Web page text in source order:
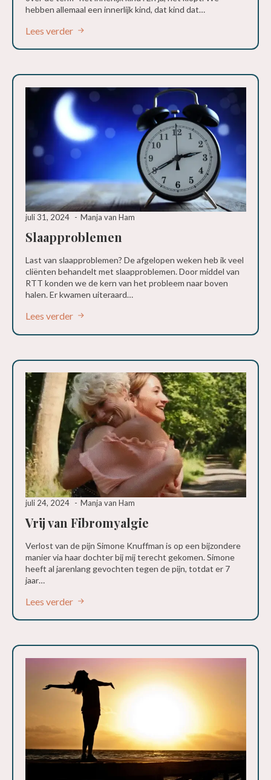
hebben allemaal een innerlijk kind, dat kind dat…
Lees verder
Slaapproblemen
juli 31, 2024 Manja van Ham
Last van slaapproblemen? De afgelopen weken heb ik veel
cliënten behandelt met slaapproblemen. Door middel van
RTT konden we de kern van het probleem naar boven
halen. Er kwamen uiteraard…
Lees verder
Vrij van Fibromyalgie
juli 24, 2024 Manja van Ham
Verlost van de pijn Simone Knuffman is op een bijzondere
manier via haar dochter bij mij terecht gekomen. Simone
heeft al jarenlang gevochten tegen de pijn, totdat er 7
jaar…
Lees verder